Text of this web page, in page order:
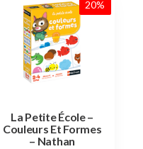
20%
La Petite École –
Couleurs Et Formes
– Nathan